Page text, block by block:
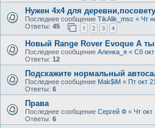
Нужен 4х4 для
Последнее сообщение TikAlik_msc « Чт
Ответы: 45 1 2 3 4
Новый Range Rover Evoque А
Последнее сообщение Аленка_я « Сб
Ответы: 12
Подскажите нормальный
Последнее сообщение Mak$iM « Пт окт
Ответы: 6
Права
Последнее сообщение Сергей Ф « Чт окт
Ответы: 6